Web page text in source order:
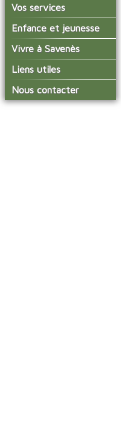
L'histoire du village
Actualités de Savenès
sur ladepeche.fr
Vos élus
Les compte-rendus du
conseil municipal
Les commissions
Les diverses
délégations/syndicats
L'urbanisme
Vos services
La mairie
Le service technique
Les services de l'école
Les installations
municipales
La collecte des ordures
Enfance et jeunesse
L'école primaire
La garderie et la cantine
Le temps périscolaire
La petite enfance
Vivre à Savenès
Agenda Salle des Fetes
Liens utiles
Communauté de
Communes Grand Sud
Tarn et Garonne
Nous contacter